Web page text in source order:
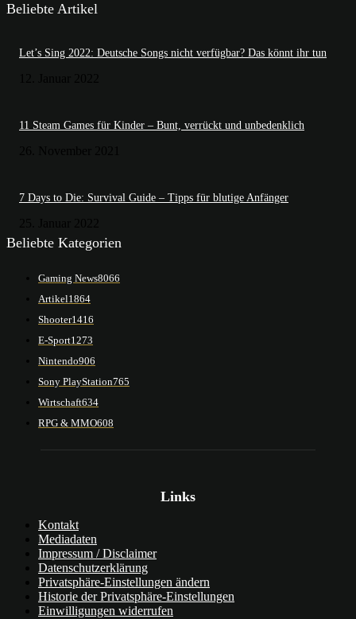
Beliebte Artikel
Let’s Sing 2022: Deutsche Songs nicht verfügbar? Das könnt ihr tun
11 Steam Games für Kinder – Bunt, verrückt und unbedenklich
7 Days to Die: Survival Guide – Tipps für blutige Anfänger
Beliebte Kategorien
Gaming News8066
Artikel1864
Shooter1416
E-Sport1273
Nintendo906
Sony PlayStation765
Wirtschaft634
RPG & MMO608
Links
Kontakt
Mediadaten
Impressum / Disclaimer
Datenschutzerklärung
Privatsphäre-Einstellungen ändern
Historie der Privatsphäre-Einstellungen
Einwilligungen widerrufen